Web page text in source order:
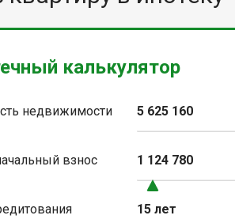
калькулятор
недвижимости 5 625 160
взнос 1 124 780
15 лет